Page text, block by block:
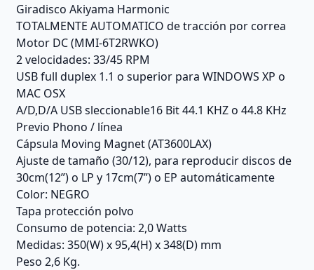
Giradisco Akiyama Harmonic
TOTALMENTE AUTOMATICO de tracción por correa
Motor DC (MMI-6T2RWKO)
2 velocidades: 33/45 RPM
USB full duplex 1.1 o superior para WINDOWS XP o
MAC OSX
A/D,D/A USB sleccionable16 Bit 44.1 KHZ o 44.8 KHz
Previo Phono / línea
Cápsula Moving Magnet (AT3600LAX)
Ajuste de tamaño (30/12), para reproducir discos de
30cm(12”) o LP y 17cm(7”) o EP automáticamente
Color: NEGRO
Tapa protección polvo
Consumo de potencia: 2,0 Watts
Medidas: 350(W) x 95,4(H) x 348(D) mm
Peso 2,6 Kg.